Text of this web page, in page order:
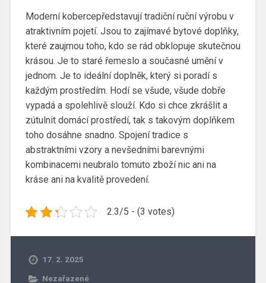
Moderní kobercepředstavují tradiční ruční výrobu v
atraktivním pojetí. Jsou to zajímavé bytové doplňky,
které zaujmou toho, kdo se rád obklopuje skutečnou
krásou. Je to staré řemeslo a současné umění v
jednom. Je to ideální doplněk, který si poradí s
každým prostředím. Hodí se všude, všude dobře
vypadá a spolehlivě slouží. Kdo si chce zkrášlit a
zútulnit domácí prostředí, tak s takovým doplňkem
toho dosáhne snadno. Spojení tradice s
abstraktními vzory a nevšedními barevnými
kombinacemi neubralo tomuto zboží nic ani na
kráse ani na kvalitě provedení.
2.3/5 - (3 votes)
17. 2. 2025
Nezařazené